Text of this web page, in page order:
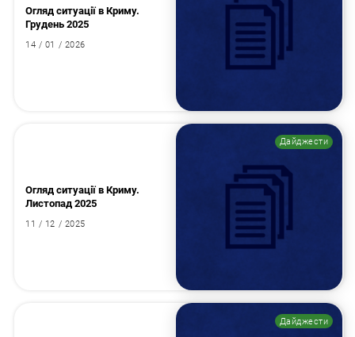
Огляд ситуації в Криму.
Грудень 2025
14 / 01 / 2026
Дайджести
Огляд ситуації в Криму.
Листопад 2025
11 / 12 / 2025
Дайджести